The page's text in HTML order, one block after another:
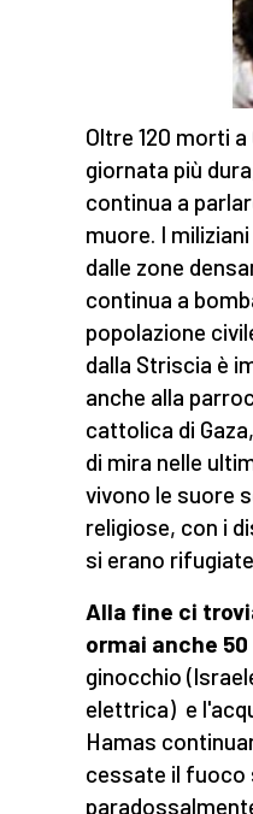
Oltre 120 morti
giornata più
continua a
muore. I
dalle zone
continua a
popolazione
dalla Striscia è
anche alla
cattolica di
di mira nelle
vivono le suore
religiose, con i
si erano
Alla fine ci
ormai anche 50
ginocchio
elettrica) e
Hamas
cessate il fuoco